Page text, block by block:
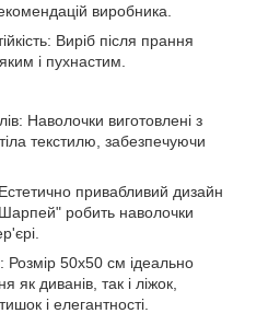
виробника.
Виріб після прання
і пухнастим.
Наволочки виготовлені з
текстилю, забезпечуючи
привабливий дизайн
робить наволочки
Розмір 50х50 см ідеально
як диванів, так і ліжок,
і елегантності.